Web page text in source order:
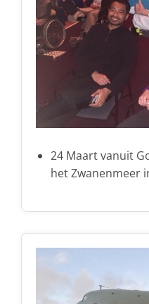
24 Maart vanuit
het Zwanenmeer